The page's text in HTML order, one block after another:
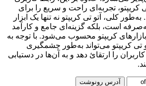
کریپتو، تجربه‌ای راحت و سریع را برای
کلی، آتو تی کریپتو نه تنها یک ابزار
است، بلکه گزینه‌ای جامع و کارآمد
کریپتو محسوب می‌شود. با توجه به
تی کریپتو می‌تواند به‌طور چشمگیری
را ارتقائ دهد و به آن‌ها در دستیابی
آدرس رونوشت